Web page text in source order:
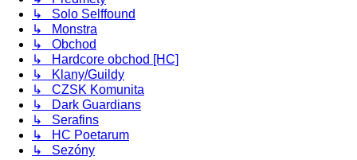
↳ Solo Selffound
↳ Monstra
↳ Obchod
↳ Hardcore obchod [HC]
↳ Klany/Guildy
↳ CZSK Komunita
↳ Dark Guardians
↳ Serafins
↳ HC Poetarum
↳ Sezóny